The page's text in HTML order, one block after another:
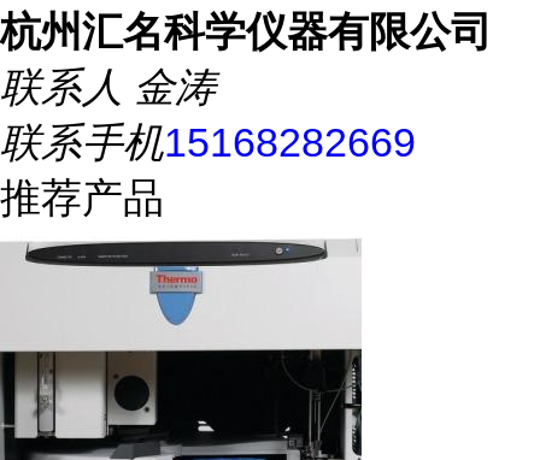
杭州汇名科学仪器有限公司
联系人 金涛
联系手机15168282669
推荐产品